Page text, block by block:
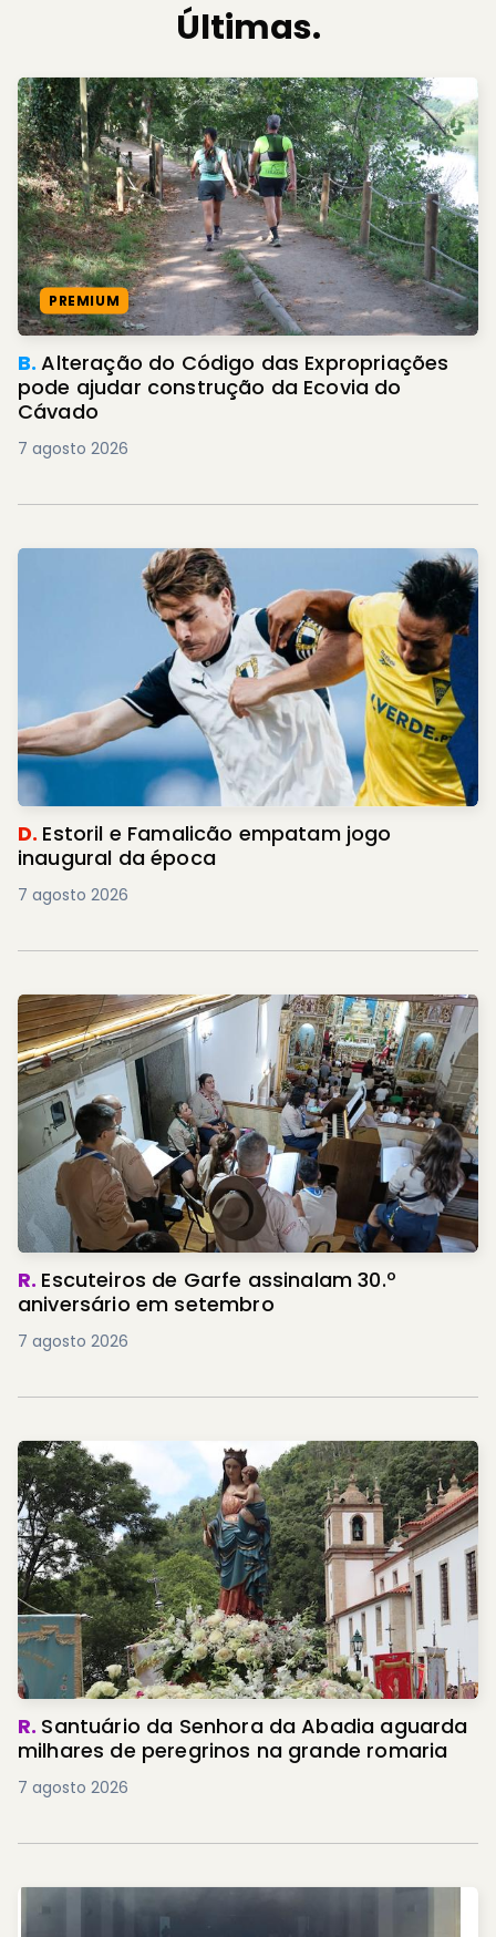
Últimas.
PREMIUM
B.Alteração do Código das Expropriações
pode ajudar construção da Ecovia do
Cávado
7 agosto 2026
D. Estoril e Famalicão empatam jogo
inaugural da época
7 agosto 2026
R. Escuteiros de Garfe assinalam 30.º
aniversário em setembro
7 agosto 2026
R. Santuário da Senhora da Abadia aguarda
milhares de peregrinos na grande romaria
7 agosto 2026